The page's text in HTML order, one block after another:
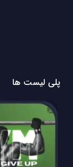
پلی لیست ها